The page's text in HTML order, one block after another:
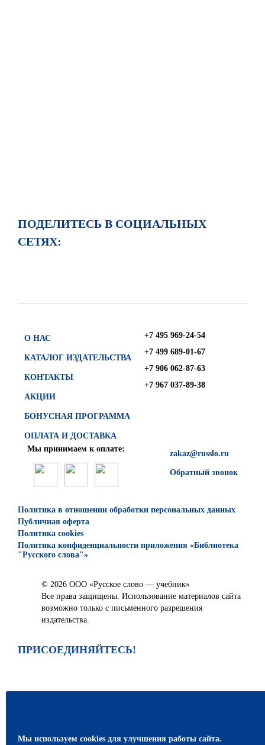
ПОДЕЛИТЕСЬ В СОЦИАЛЬНЫХ
СЕТЯХ:
О НАС
КАТАЛОГ ИЗДАТЕЛЬСТВА
КОНТАКТЫ
АКЦИИ
БОНУСНАЯ ПРОГРАММА
ОПЛАТА И ДОСТАВКА
+7 495 969-24-54
+7 499 689-01-67
+7 906 062-87-63
+7 967 037-89-38
zakaz@russlo.ru
Обратный звонок
Мы принимаем к оплате:
Политика в отношении обработки персональных данных
Публичная оферта
Политика cookies
Политика конфиденциальности приложения «Библиотека
"Русского слова"»
© 2026 ООО «Русское слово — учебник»
Все права защищены. Использование материалов сайта
возможно только с письменного разрешения
издательства.
ПРИСОЕДИНЯЙТЕСЬ!
Мы используем cookies для улучшения работы сайта.